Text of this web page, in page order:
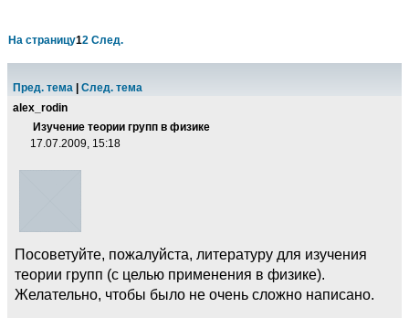
На страницу12 След.
Пред. тема
След. тема
alex_rodin
Изучение теории групп в физике
17.07.2009, 15:18
Посоветуйте, пожалуйста, литературу для изучения
теории групп (с целью применения в физике).
Желательно, чтобы было не очень сложно написано.